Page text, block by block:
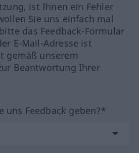
ist Ihnen ein Fehler
Sie uns einfach mal
das Feedback-Formular
E-Mail-Adresse ist
gemäß unserem
Beantwortung Ihrer
uns Feedback geben?*